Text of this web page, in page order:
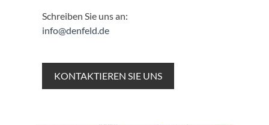
Schreiben Sie uns an:
info@denfeld.de
KONTAKTIEREN SIE UNS